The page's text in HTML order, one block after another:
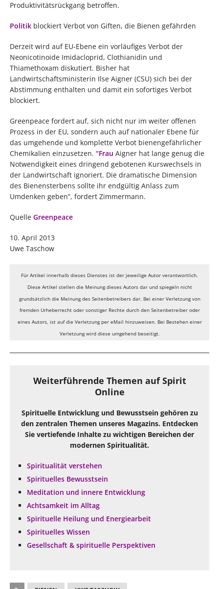
Produktivitätsrückgang betroffen.
Politik blockiert Verbot von Giften, die Bienen gefährden
Derzeit wird auf EU-Ebene ein vorläufiges Verbot der
Neonicotinoide Imidacloprid, Clothianidin und
Thiamethoxam diskutiert. Bisher hat
Landwirtschaftsministerin Ilse Aigner (CSU) sich bei der
Abstimmung enthalten und damit ein sofortiges Verbot
blockiert.
Greenpeace fordert auf, sich nicht nur im weiter offenen
Prozess in der EU, sondern auch auf nationaler Ebene für
das umgehende und komplette Verbot bienengefährlicher
Chemikalien einzusetzen. “Frau Aigner hat lange genug die
Notwendigkeit eines dringend gebotenen Kurswechsels in
der Landwirtschaft ignoriert. Die dramatische Dimension
des Bienensterbens sollte ihr endgültig Anlass zum
Umdenken geben”, fordert Zimmermann.
Quelle Greenpeace
10. April 2013
Uwe Taschow
Für Artikel innerhalb dieses Dienstes ist der jeweilige Autor verantwortlich.
Diese Artikel stellen die Meinung dieses Autors dar und spiegeln nicht
grundsätzlich die Meinung des Seitenbetreibers dar. Bei einer Verletzung von
fremden Urheberrecht oder sonstiger Rechte durch den Seitenbetreiber oder
eines Autors, ist auf die Verletzung per eMail hinzuweisen. Bei Bestehen einer
Verletzung wird diese umgehend beseitigt.
Weiterführende Themen auf Spirit
Online
Spirituelle Entwicklung und Bewusstsein gehören zu
den zentralen Themen unseres Magazins. Entdecken
Sie vertiefende Inhalte zu wichtigen Bereichen der
modernen Spiritualität.
Spiritualität verstehen
Spirituelles Bewusstsein
Meditation und innere Entwicklung
Achtsamkeit im Alltag
Spirituelle Heilung und Energiearbeit
Spirituelles Wissen
Gesellschaft & spirituelle Perspektiven